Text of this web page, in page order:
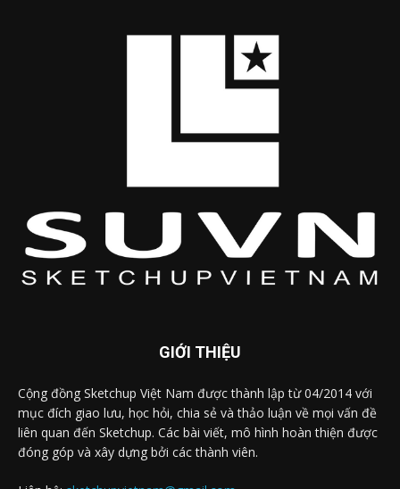
GIỚI THIỆU
Cộng đồng Sketchup Việt Nam được thành lập từ 04/2014 với
mục đích giao lưu, học hỏi, chia sẻ và thảo luận về mọi vấn đề
liên quan đến Sketchup. Các bài viết, mô hình hoàn thiện được
đóng góp và xây dựng bởi các thành viên.